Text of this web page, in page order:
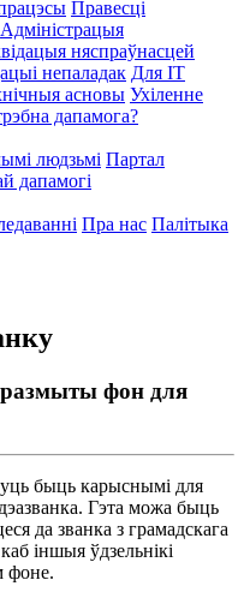
Правесці
Адміністрацыя
няспраўнасцей
непаладак Для ІТ
асновы Ухіленне
дапамога?
людзьмі Партал
дапамогі
Пра нас Палітыка
фон для
уць быць карыснымі для
дэазванка. Гэта можа быць
еся да званка з грамадскага
каб іншыя ўдзельнікі
фоне.